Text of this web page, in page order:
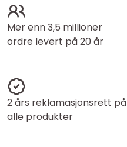
Mer enn 3,5 millioner
ordre levert på 20 år
2 års reklamasjonsrett på
alle produkter